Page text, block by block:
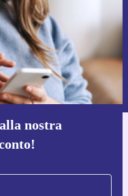
nostra
visita la nostra
refurbed